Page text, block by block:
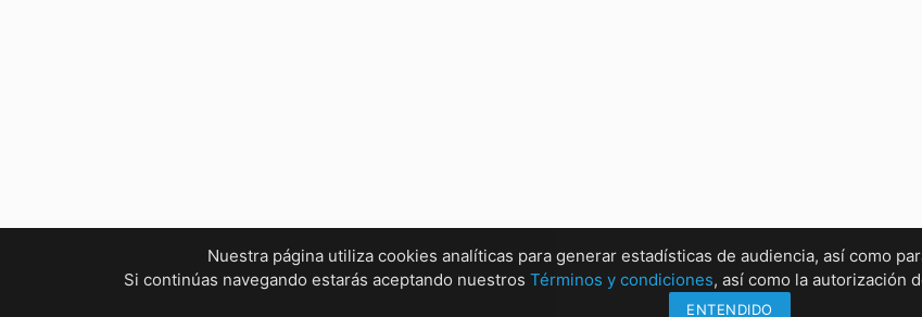
Nuestra página utiliza cookies analíticas para generar estadísticas de audiencia, así como
Si continúas navegando estarás aceptando nuestros Términos y condiciones, así como la autorización
ENTENDIDO